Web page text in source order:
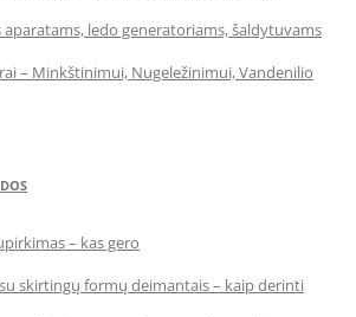
ledo generatoriams, šaldytuvams
– Minkštinimui, Nugeležinimui, Vandenilio
– kas gero
skirtingų formų deimantais – kaip derinti